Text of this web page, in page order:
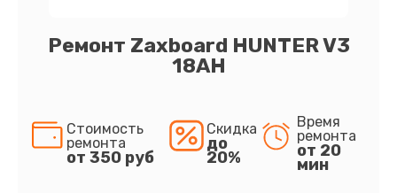
Ремонт Zaxboard HUNTER V3
18AH
Стоимость
ремонта
от 350 руб
Скидка
до
20%
Время
ремонта
от 20
мин